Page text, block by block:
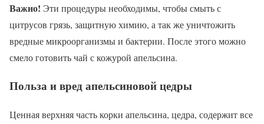
Важно! Эти процедуры необходимы, чтобы смыть с
цитрусов грязь, защитную химию, а так же уничтожить
вредные микроорганизмы и бактерии. После этого можно
смело готовить чай с кожурой апельсина.
Польза и вред апельсиновой цедры
Ценная верхняя часть корки апельсина, цедра, содержит все